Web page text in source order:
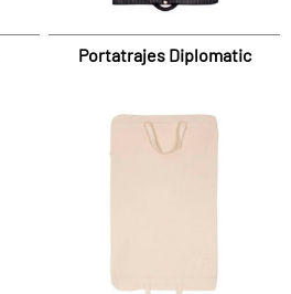
Portatrajes Diplomatic